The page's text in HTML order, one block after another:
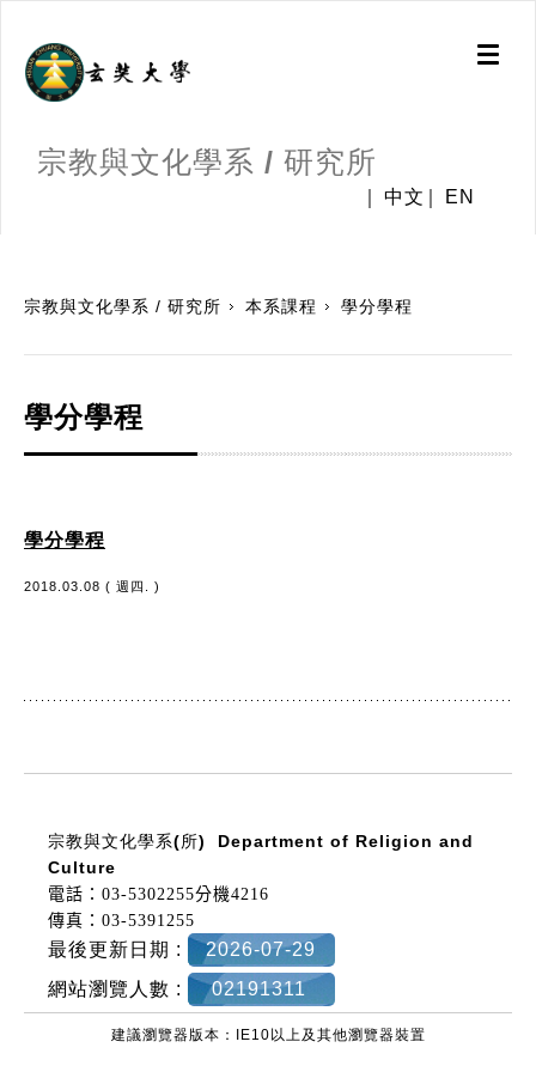
Toggle
宗教與文化學系 / 研究所
中文 EN
宗教與文化學系 / 研究所 本系課程 學分學程
學分學程
學分學程
2018.03.08 ( 週四. )
宗教與文化學系(所) Department of Religion and
Culture
電話：03-5302255分機4216
傳真：03-5391255
最後更新日期 :
2026-07-29
網站瀏覽人數 :
02191311
建議瀏覽器版本：IE10以上及其他瀏覽器裝置